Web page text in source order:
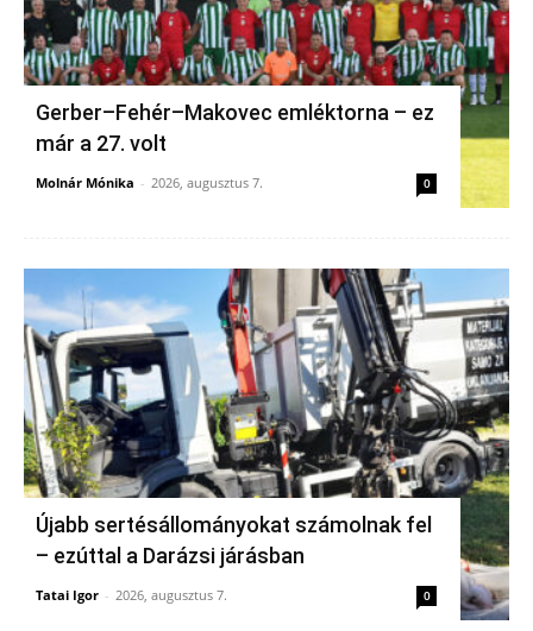
Gerber–Fehér–Makovec emléktorna – ez
már a 27. volt
Molnár Mónika - 2026, augusztus 7. 0
Újabb sertésállományokat számolnak fel
– ezúttal a Darázsi járásban
Tatai Igor - 2026, augusztus 7. 0